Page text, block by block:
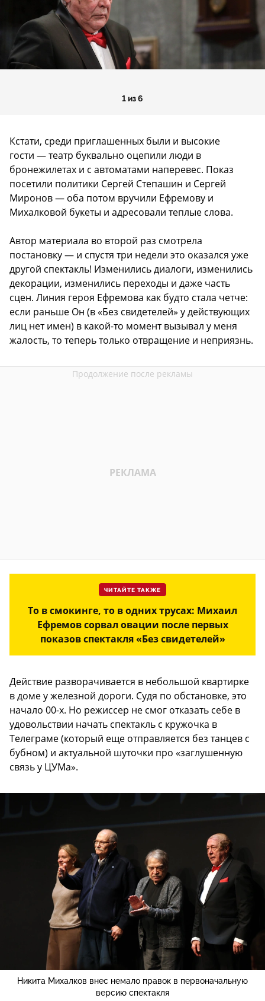
1 из 6
Кстати, среди приглашенных были и высокие
гости — театр буквально оцепили люди в
бронежилетах и с автоматами наперевес. Показ
посетили политики Сергей Степашин и Сергей
Миронов — оба потом вручили Ефремову и
Михалковой букеты и адресовали теплые слова.
Автор материала во второй раз смотрела
постановку — и спустя три недели это оказался уже
другой спектакль! Изменились диалоги, изменились
декорации, изменились переходы и даже часть
сцен. Линия героя Ефремова как будто стала четче:
если раньше Он (в «Без свидетелей» у действующих
лиц нет имен) в какой-то момент вызывал у меня
жалость, то теперь только отвращение и неприязнь.
ЧИТАЙТЕ ТАКЖЕ
То в смокинге, то в одних трусах: Михаил
Ефремов сорвал овации после первых
показов спектакля «Без свидетелей»
Действие разворачивается в небольшой квартирке
в доме у железной дороги. Судя по обстановке, это
начало 00-х. Но режиссер не смог отказать себе в
удовольствии начать спектакль с кружочка в
Телеграме (который еще отправляется без танцев с
бубном) и актуальной шуточки про «заглушенную
связь у ЦУМа».
Никита Михалков внес немало правок в первоначальную
версию спектакля